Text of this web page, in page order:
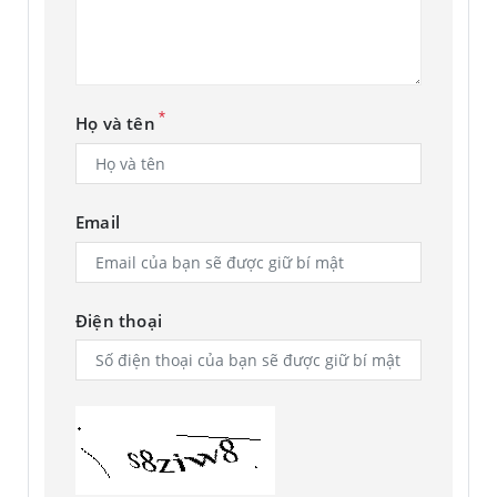
Bên cạnh đó, các màu sắc trên màn hình cũng trở nên sáng
hơn, độ tương phản cao hơn và hiển thị chân thực tự nhiên
Họ và tên *
Email
Điện thoại